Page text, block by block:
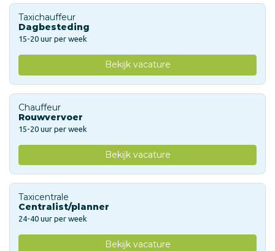
Taxichauffeur
Dagbesteding
15-20 uur per week
Bekijk vacature
Chauffeur
Rouwvervoer
15-20 uur per week
Bekijk vacature
Taxicentrale
Centralist/planner
24-40 uur per week
Bekijk vacature